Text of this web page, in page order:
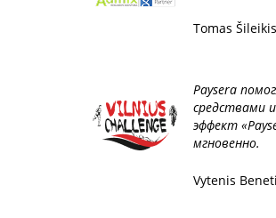
Tomas
Paysera
средствами
эффект
мгновенно.
Vytenis